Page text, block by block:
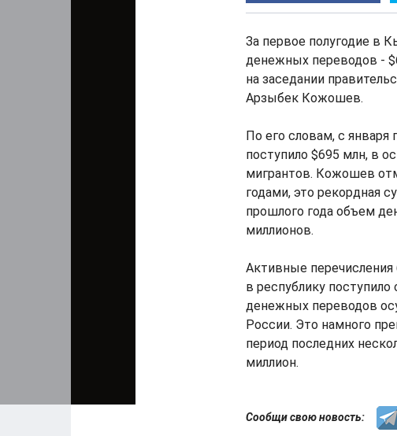
За первое полугодие в
денежных переводов -
на заседании
Арзыбек Кожошев.
По его словам, с января
поступило $695 млн, в
мигрантов. Кожошев
годами, это рекордная
прошлого года объем
миллионов.
Активные перечисления
в республику
денежных переводов
России. Это намного
период последних
миллион.
Сообщи свою новость: